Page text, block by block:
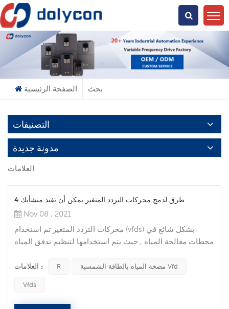
عن ماذا تبحث؟
الصفحة الرئيسية بحث
التصنيفات
مدونة جديدة
العلامات
4 طرق لدمج محركات التردد المتغير يمكن أن تفيد منشأتك
Nov 08 , 2021
محركات التردد المتغير تم استخدام (vfds) بشكل شائع في
محطات معالجة المياه , حيث يتم استخدامها لتنظيم تدفق المياه
مجالات الصناعة . يمكن أن يوفر VFD في نظام التشغيل الآلي
التحسين vfds تجعل الأتمتة أو العملية الصناعية تعمل بسلاسة
العلامات : R مضخة المياه بالطاقة الشمسية Vfd
Vfds